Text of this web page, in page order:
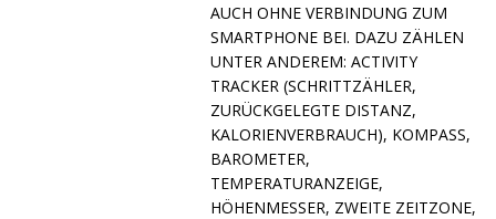
CH OHNE VERBINDUNG ZUM SM
ARTPHONE BEI. DAZU ZÄHLEN UN
TER ANDEREM: ACTIVITY TR
ACKER (SCHRITTZÄHLER, ZU
RÜCKGELEGTE DISTANZ, KA
LORIENVERBRAUCH), KOMPASS, BA
ROMETER, TE
MPERATURANZEIGE, HÖ
HENMESSER, ZWEITE ZEITZONE, EW